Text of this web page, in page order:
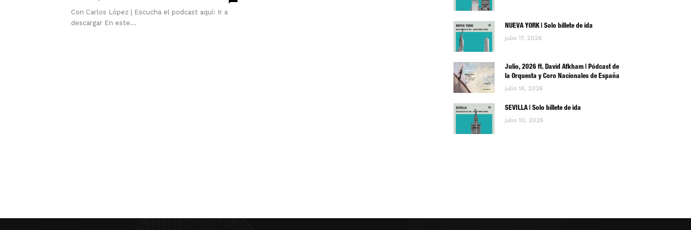
Con Carlos López | Escucha el podcast aquí: Ir a
descargar En este...
NUEVA YORK | Solo billete de ida
julio 17, 2026
Julio, 2026 ft. David Afkham | Pódcast de
la Orquesta y Coro Nacionales de España
julio 14, 2026
SEVILLA | Solo billete de ida
julio 10, 2026